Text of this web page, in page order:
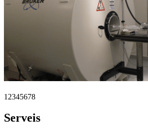
1 2345678
Serveis